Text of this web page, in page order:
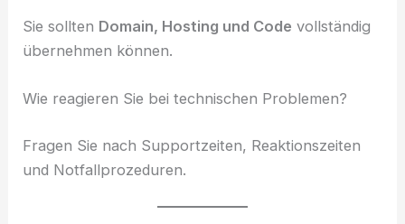
Sie sollten Domain, Hosting und Code vollständig
übernehmen können.
Wie reagieren Sie bei technischen Problemen?
Fragen Sie nach Supportzeiten, Reaktionszeiten
und Notfallprozeduren.